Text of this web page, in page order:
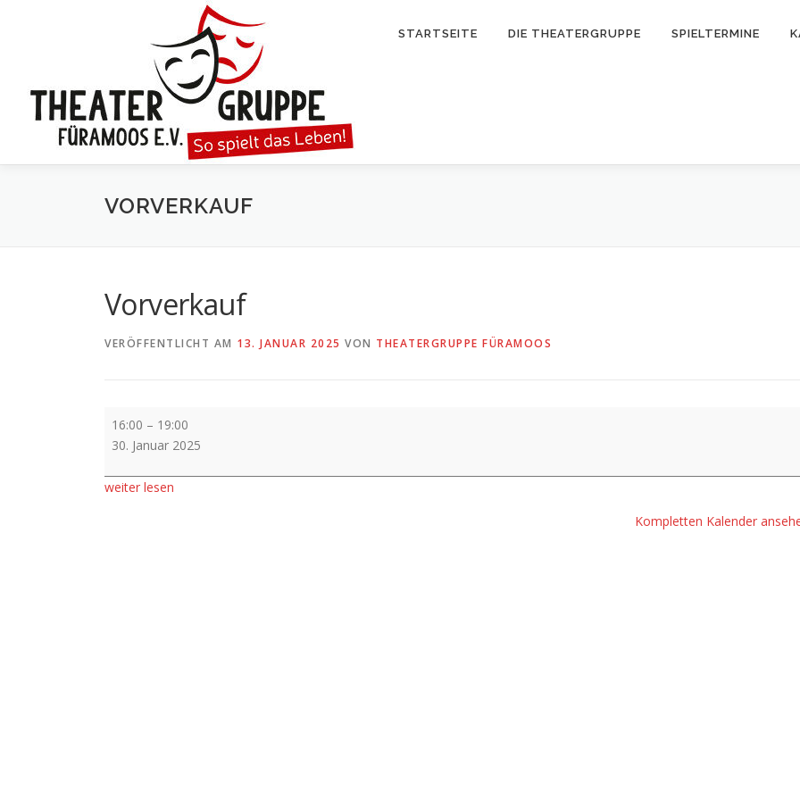
STARTSEITE DIE THEATERGRUPPE SPIELTERMINE
VORVERKAUF
Vorverkauf
VERÖFFENTLICHT AM 13. JANUAR 2025 VON THEATERGRUPPE FÜRAMOOS
Vorverkauf
16:00 – 19:00
30. Januar 2025
weiter lesen
Kompletten Kalender